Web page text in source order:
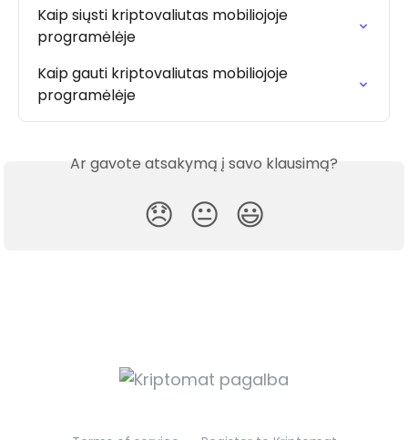
Kaip siųsti kriptovaliutas mobiliojoje
programėlėje
Kaip gauti kriptovaliutas mobiliojoje
programėlėje
Ar gavote atsakymą į savo klausimą?
😞 😐 😃